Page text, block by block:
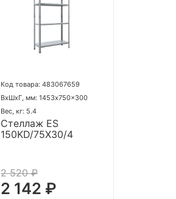
Код товара: 483067659
ВхШхГ, мм: 1453x750x300
Вес, кг: 5.4
Стеллаж ES
150KD/75Х30/4
2 520 ₽
2 142 ₽